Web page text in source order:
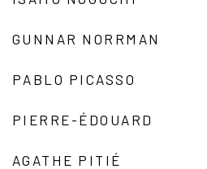
GUNNAR NORRMAN
PABLO PICASSO
PIERRE-ÉDOUARD
AGATHE PITIÉ